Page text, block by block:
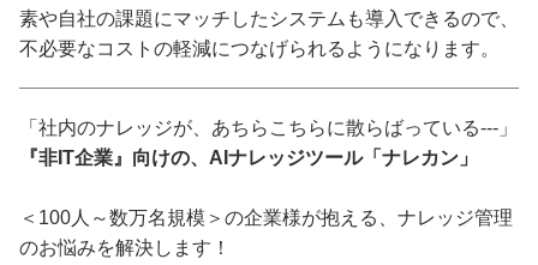
素や自社の課題にマッチしたシステムも導入できるので、
不必要なコストの軽減につなげられるようになります。
「社内のナレッジが、あちらこちらに散らばっている---」
『非IT企業』向けの、AIナレッジツール「ナレカン」
＜100人～数万名規模＞の企業様が抱える、ナレッジ管理
のお悩みを解決します！